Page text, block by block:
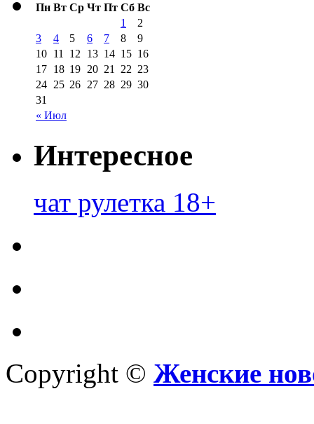
Пн Вт Ср Чт Пт Сб Вс
« Июл
1
2
3
4 5 6 7 8
9
10 11 12 13 14 15 16
17 18 19 20 21 22 23
24 25 26 27 28 29 30
31
Интересное
чат рулетка 18+
Copyright © Женские